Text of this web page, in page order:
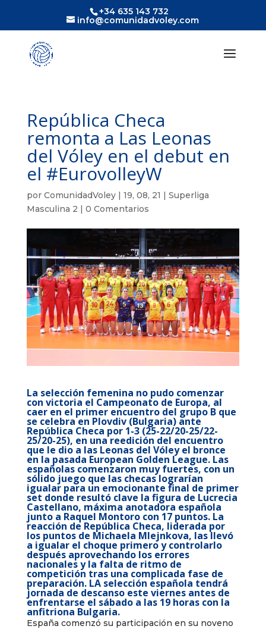
+34 635 143 732
info@comunidadvoley.com
República Checa
remonta a Las Leonas
del Vóley en el debut en
el #EurovolleyW
por ComunidadVoley| 19, 08, 21 | Superliga
Masculina 2 | 0 Comentarios
La selección femenina no pudo comenzar
con victoria el Campeonato de Europa, al
caer en el primer encuentro del grupo B que
se celebra en Plovdiv (Bulgaria) ante
República Checa por 1-3 (25-22/20-25/22-
25/20-25), en una reedición del encuentro
que le dio a las Leonas del Vóley el bronce
en la pasada European Golden League. Las
españolas comenzaron muy fuertes, con un
sólido juego que las checas lograrían
igualar para un emocionante final de primer
set donde resultó clave la figura de Lucrecia
Castellano, máxima anotadora española
junto a Raquel Montoro con 17 puntos. La
reacción de República Checa, liderada por
los puntos de Michaela Mlejnkova, las llevó
a igualar el choque primero y controlarlo
después aprovechando los errores
nacionales y la falta de ritmo de
competición tras una complicada fase de
preparación. LA selección española tendrá
jornada de descanso este viernes antes de
enfrentarse el sábado a las 19 horas con la
anfitriona Bulgaria.
España comenzó su participación en su noveno